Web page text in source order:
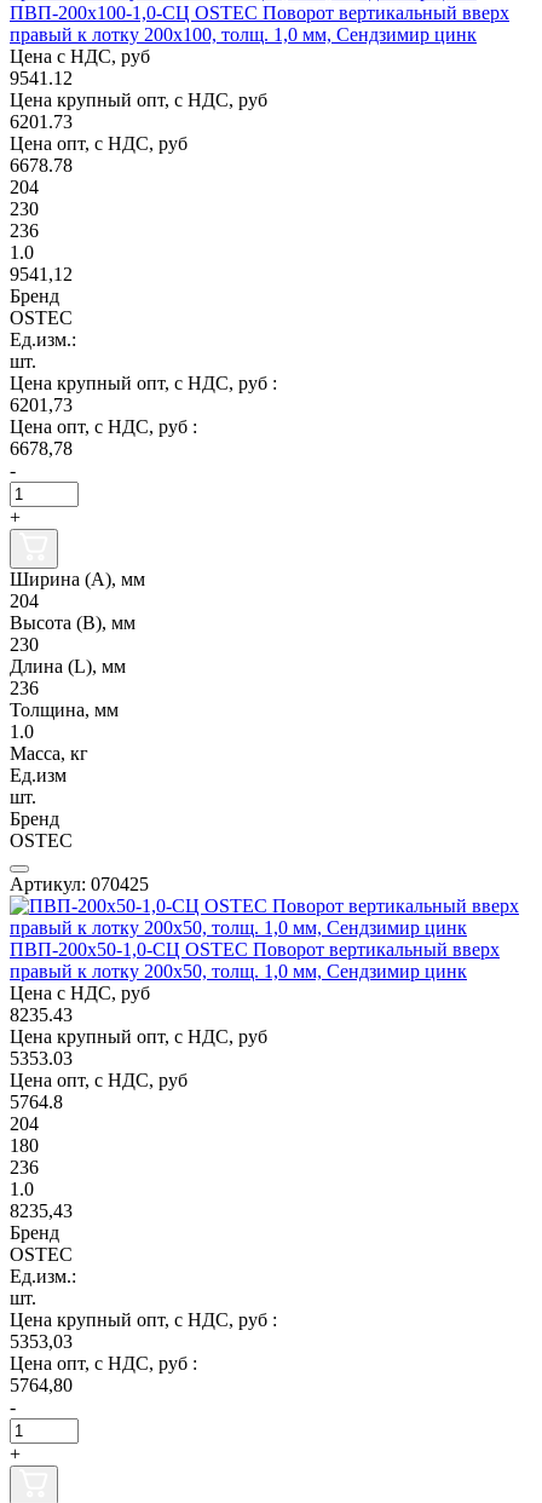
ПВП-200х100-1,0-СЦ OSTEC Поворот вертикальный вверх
правый к лотку 200х100, толщ. 1,0 мм, Сендзимир цинк
Цена с НДС, руб
9541.12
Цена крупный опт, с НДС, руб
6201.73
Цена опт, с НДС, руб
6678.78
204
230
236
1.0
9541,12
Бренд
OSTEC
Ед.изм.:
шт.
Цена крупный опт, с НДС, руб :
6201,73
Цена опт, с НДС, руб :
6678,78
-
+
Ширина (А), мм
204
Высота (В), мм
230
Длина (L), мм
236
Толщина, мм
1.0
Масса, кг
Ед.изм
шт.
Бренд
OSTEC
Артикул: 070425
ПВП-200х50-1,0-СЦ OSTEC Поворот вертикальный вверх
правый к лотку 200х50, толщ. 1,0 мм, Сендзимир цинк
Цена с НДС, руб
8235.43
Цена крупный опт, с НДС, руб
5353.03
Цена опт, с НДС, руб
5764.8
204
180
236
1.0
8235,43
Бренд
OSTEC
Ед.изм.:
шт.
Цена крупный опт, с НДС, руб :
5353,03
Цена опт, с НДС, руб :
5764,80
-
+